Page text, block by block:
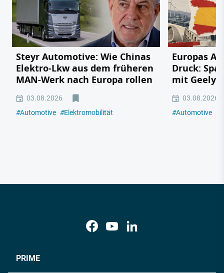
Steyr Automotive: Wie Chinas
Elektro-Lkw aus dem früheren
MAN-Werk nach Europa rollen
03.08.2026
#Automotive #Elektromobilität
Europas
Druck:
mit Geely,
03.08.2026
#Automotive
PRIME